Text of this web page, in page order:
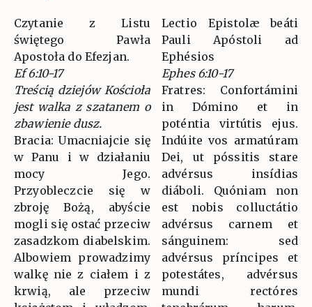
Czytanie z Listu
świętego Pawła
Apostoła do Efezjan.
Ef 6:10-17
Treścią dziejów Kościoła
jest walka z szatanem o
zbawienie dusz.
Bracia: Umacniajcie się
w Panu i w działaniu
mocy Jego.
Przyobleczcie się w
zbroję Bożą, abyście
mogli się ostać przeciw
zasadzkom diabelskim.
Albowiem prowadzimy
walkę nie z ciałem i z
krwią, ale przeciw
Lectio Epistolæ beáti
Pauli Apóstoli ad
Ephésios
Ephes 6:10-17
Fratres: Confortámini
in Dómino et in
poténtia virtútis ejus.
Indúite vos armatúram
Dei, ut póssitis stare
advérsus insídias
diáboli. Quóniam non
est nobis colluctátio
advérsus carnem et
sánguinem: sed
advérsus príncipes et
potestátes, advérsus
mundi rectóres